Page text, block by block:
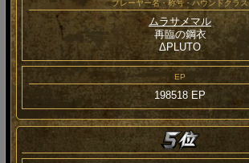
プレーヤー名・称号・ハウンドクラス
ムラサメマル
再臨の鋼衣
ΔPLUTO
EP
198518 EP